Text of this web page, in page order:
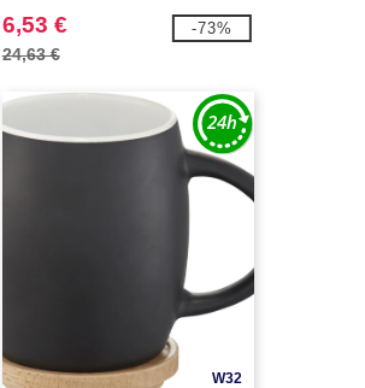
6 L für 9 Dosen
6,53 €
24,63 €
-73%
W32